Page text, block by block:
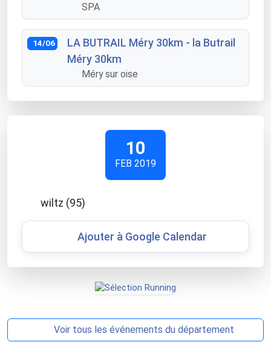
SPA
14/06
LA BUTRAIL Méry 30km - la Butrail
Méry 30km
Méry sur oise
10
FEB 2019
wiltz (95)
Ajouter à Google Calendar
Voir tous les événements du département